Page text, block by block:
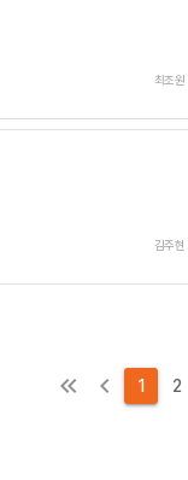
최조원
김주현
1 2